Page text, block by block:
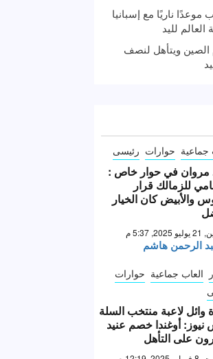
ناريًا مع إسبانيا
لليد
الصين ويتأهل لنصف
جماعية حوارات رئيسى
مروان في حوار خاص :
للزمالك قرار
والأبيض كان الخيار
5:37 م
الرحمن هاشم
العاب جماعية حوارات
وائل لاعبة منتخب السلة
نيوز: أوغندا خصم عنيد
على التأهل